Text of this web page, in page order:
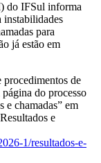
do IFSul informa
instabilidades
para
já estão em
procedimentos de
do processo
e chamadas” em
e
1/resultados-e-